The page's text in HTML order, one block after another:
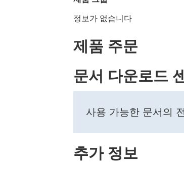
정보가 없습니다
제품 주문
문서 다운로드
사용 가능한 문서의
추가 정보